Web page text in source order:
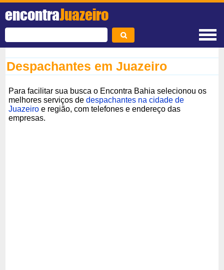
encontraJuazeiro
Despachantes em Juazeiro
Para facilitar sua busca o Encontra Bahia selecionou os
melhores serviços dedespachantes na cidade de
Juazeiro e região, com telefones e endereço das
empresas.